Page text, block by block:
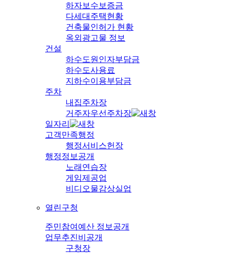
하자보수보증금
다세대주택현황
건축물인허가 현황
옥외광고물 정보
건설
하수도원인자부담금
하수도사용료
지하수이용부담금
주차
내집주차장
거주자우선주차장
일자리
고객만족행정
행정서비스헌장
행정정보공개
노래연습장
게임제공업
비디오물감상실업
열린구청
주민참여예산 정보공개
업무추진비공개
구청장